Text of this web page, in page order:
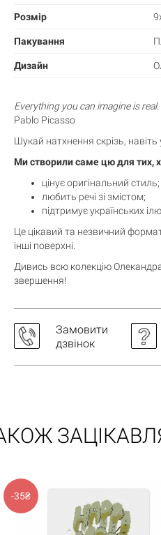
Розмір
Пакування
Дизайн
Everything you can imagine is real.
Pablo Picasso
Шукай натхнення скрізь, навіть
Ми створили саме цю для тих,
цінує оригінальний стиль;
любить речі зі змістом;
підтримує українських
Це цікавий та незвичний
інші поверхні.
Дивись всю колекцію
звершення!
Замовити
дзвінок
-35₴